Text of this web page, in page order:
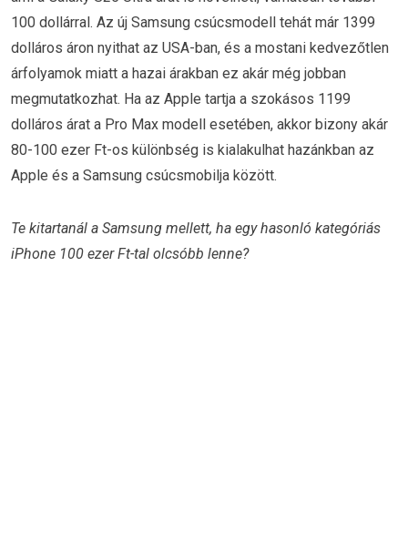
100 dollárral. Az új Samsung csúcsmodell tehát már 1399
dolláros áron nyithat az USA-ban, és a mostani kedvezőtlen
árfolyamok miatt a hazai árakban ez akár még jobban
megmutatkozhat. Ha az Apple tartja a szokásos 1199
dolláros árat a Pro Max modell esetében, akkor bizony akár
80-100 ezer Ft-os különbség is kialakulhat hazánkban az
Apple és a Samsung csúcsmobilja között.
Te kitartanál a Samsung mellett, ha egy hasonló kategóriás
iPhone 100 ezer Ft-tal olcsóbb lenne?